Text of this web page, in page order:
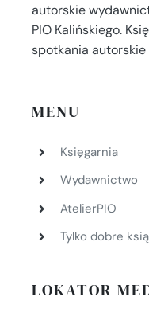
autorskie
PIO Kalińskiego.
spotkania autorskie
MENU
Księgarnia
Wydawnictwo
AtelierPIO
Tylko dobre
LOKATOR